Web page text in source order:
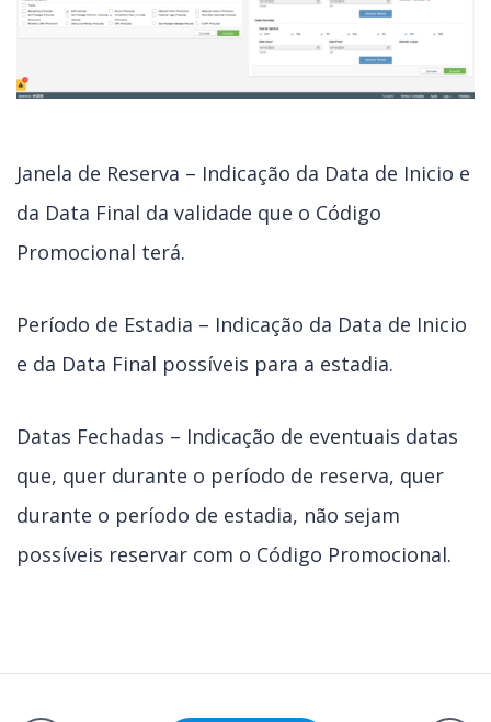
Janela de Reserva – Indicação da Data de Inicio e
da Data Final da validade que o Código
Promocional terá.
Período de Estadia – Indicação da Data de Inicio
e da Data Final possíveis para a estadia.
Datas Fechadas – Indicação de eventuais datas
que, quer durante o período de reserva, quer
durante o período de estadia, não sejam
possíveis reservar com o Código Promocional.